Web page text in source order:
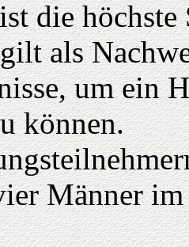
die
als
um ein
können.
Männer